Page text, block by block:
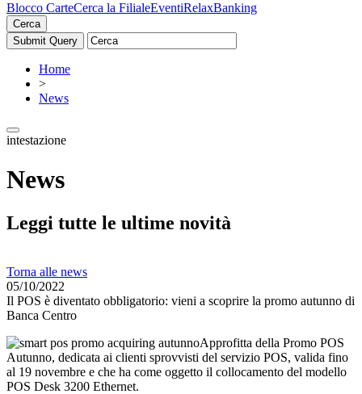
Blocco CarteCerca la FilialeEventiRelaxBanking
Cerca
Home
>
News
intestazione
News
Leggi tutte le ultime novità
Torna alle news
05/10/2022
Il POS è diventato obbligatorio: vieni a scoprire la promo autunno di
Banca Centro
Approfitta della Promo POS
Autunno, dedicata ai clienti sprovvisti del servizio POS, valida fino
al 19 novembre e che ha come oggetto il collocamento del modello
POS Desk 3200 Ethernet.